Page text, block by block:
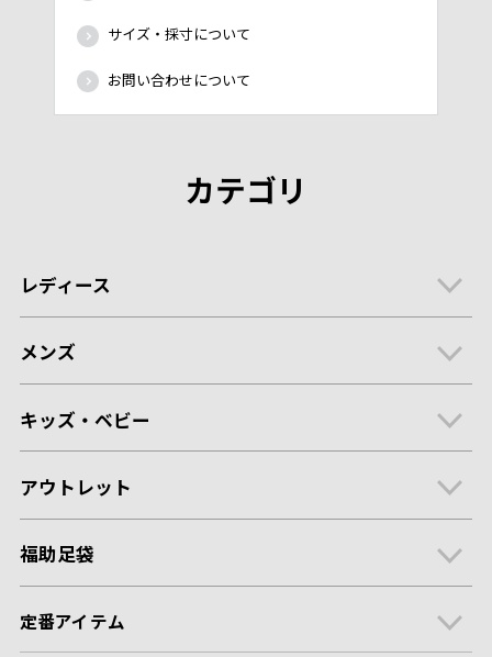
サイズ・採寸について
お問い合わせについて
カテゴリ
レディース
メンズ
キッズ・ベビー
アウトレット
福助足袋
定番アイテム